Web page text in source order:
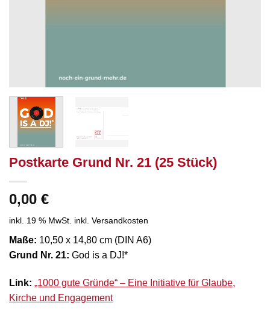
Postkarte Grund Nr. 21 (25 Stück)
0,00 €
inkl. 19 % MwSt. inkl. Versandkosten
Maße: 10,50 x 14,80 cm (DIN A6)
Grund Nr. 21: God is a DJ!*
Link: „1000 gute Gründe“ – Eine Initiative für Glaube,
Kirche und Engagement